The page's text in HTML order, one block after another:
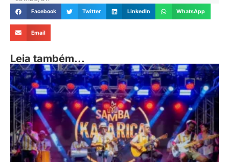
Facebook Twitter LinkedIn WhatsApp
Email
Leia também...